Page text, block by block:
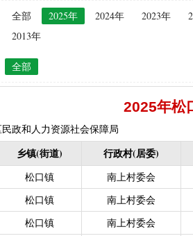
计划生育家庭特别扶助（2013年至2020年
城镇独生子女父母计划生育奖励
普通高中建档立卡和非建档立卡免学杂费
| 高中残疾学生免学杂费补助（合并到“普
建档立卡学生生活费
| 城乡居民保险养老金 |
重度残疾人护理补贴（2013年至2016年，
| 南粤扶残助学工程（高等教育阶段残疾学
| 重度残疾人、精神和智力残疾人缴纳城乡
| 城乡居民医保大病保险 | 城乡居民医保
城乡居民医保大病保险（2021年4月之前
全部 2025年 2024年 2023年
2013年
全部
2025年松
政和人力资源社会保障局
乡镇(街道) 行政村(居委)
松口镇 南上村委会
松口镇 南上村委会
松口镇 南上村委会